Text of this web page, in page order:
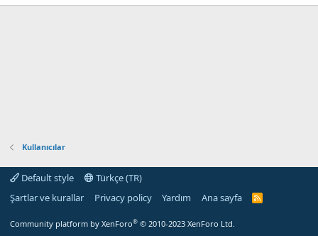
Kullanıcılar
Default style
Türkçe (TR)
Şartlar ve kurallar
Privacy policy Yardım Ana sayfa
R
Community platform by XenForo® © 2010-2023 XenForo Ltd.